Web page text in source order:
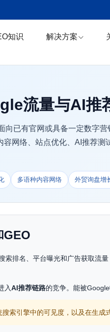
知识 解决方案
流量与AI推
向已有官网或具备一定数字
容网络、站点优化、AI推荐
多语种内容网络 外贸询盘增
GEO
排名、平台曝光和广告获取流
入AI推荐链路的竞争。能被
索引擎中的可见度，以及在生成